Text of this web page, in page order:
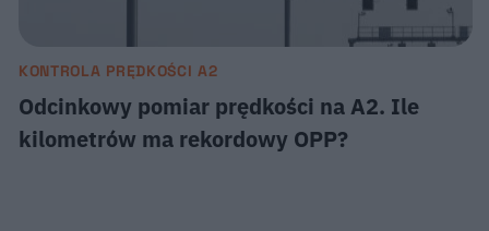
KONTROLA PRĘDKOŚCI A2
Odcinkowy pomiar prędkości na A2. Ile
kilometrów ma rekordowy OPP?